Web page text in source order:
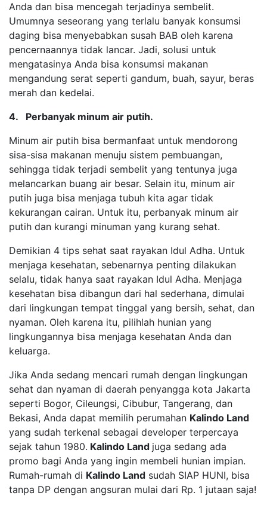
Anda dan bisa mencegah terjadinya sembelit.
Umumnya seseorang yang terlalu banyak konsumsi
daging bisa menyebabkan susah BAB oleh karena
pencernaannya tidak lancar. Jadi, solusi untuk
mengatasinya Anda bisa konsumsi makanan
mengandung serat seperti gandum, buah, sayur, beras
merah dan kedelai.
4. Perbanyak minum air putih.
Minum air putih bisa bermanfaat untuk mendorong
sisa-sisa makanan menuju sistem pembuangan,
sehingga tidak terjadi sembelit yang tentunya juga
melancarkan buang air besar. Selain itu, minum air
putih juga bisa menjaga tubuh kita agar tidak
kekurangan cairan. Untuk itu, perbanyak minum air
putih dan kurangi minuman yang kurang sehat.
Demikian 4 tips sehat saat rayakan Idul Adha. Untuk
menjaga kesehatan, sebenarnya penting dilakukan
selalu, tidak hanya saat rayakan Idul Adha. Menjaga
kesehatan bisa dibangun dari hal sederhana, dimulai
dari lingkungan tempat tinggal yang bersih, sehat, dan
nyaman. Oleh karena itu, pilihlah hunian yang
lingkungannya bisa menjaga kesehatan Anda dan
keluarga.
Jika Anda sedang mencari rumah dengan lingkungan
sehat dan nyaman di daerah penyangga kota Jakarta
seperti Bogor, Cileungsi, Cibubur, Tangerang, dan
Bekasi, Anda dapat memilih perumahan Kalindo Land
yang sudah terkenal sebagai developer terpercaya
sejak tahun 1980. Kalindo Land juga sedang ada
promo bagi Anda yang ingin membeli hunian impian.
Rumah-rumah di Kalindo Land sudah SIAP HUNI, bisa
tanpa DP dengan angsuran mulai dari Rp. 1 jutaan saja!